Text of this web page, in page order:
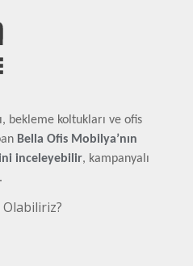
bekleme koltukları ve ofis
Bella Ofis Mobilya’nın
inceleyebilir, kampanyalı
Olabiliriz?